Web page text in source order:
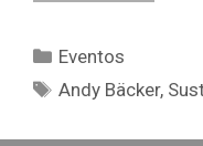
Categorías
Eventos
Etiquetas
Andy Bäcker,